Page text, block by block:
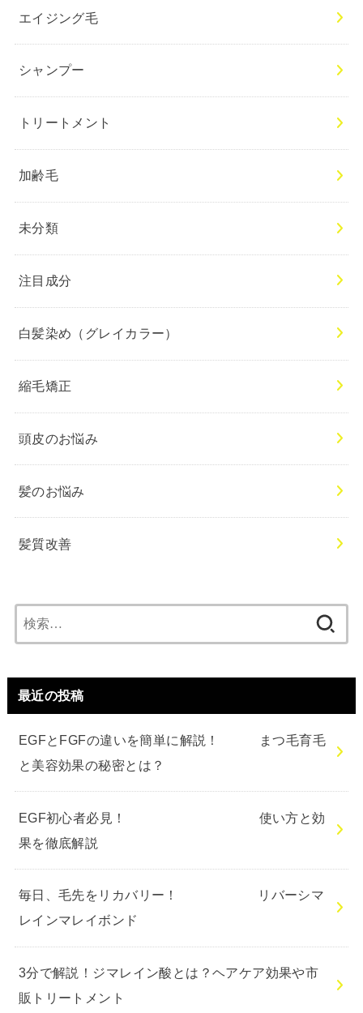
エイジング毛
シャンプー
トリートメント
加齢毛
未分類
注目成分
白髪染め（グレイカラー）
縮毛矯正
頭皮のお悩み
髪のお悩み
髪質改善
索:
最近の投稿
EGFとFGFの違いを簡単に解説！ まつ毛育毛
と美容効果の秘密とは？
EGF初心者必見！ 使い方と効
果を徹底解説
毎日、毛先をリカバリー！ リバーシマ
レインマレイボンド
3分で解説！ジマレイン酸とは？ヘアケア効果や市
販トリートメント